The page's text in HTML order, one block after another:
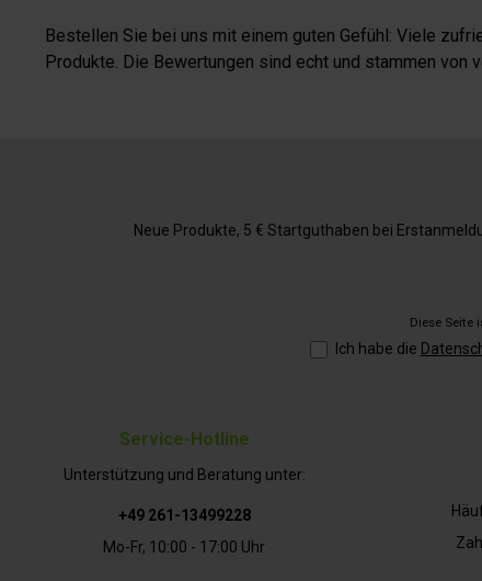
Bestellen Sie bei uns mit einem guten Gefühl: Viele
Produkte. Die Bewertungen sind echt und stammen von
Service-Hotline
Unterstützung und Beratung unter:
+49 261-13499228
Mo-Fr, 10:00 - 17:00 Uhr
Neue Produkte, 5 € Startguthaben bei
Diese Seite
Ich habe die